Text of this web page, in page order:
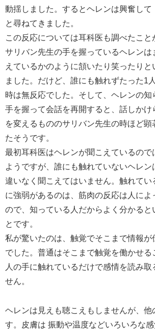
動揺しました。するとヘレンは興奮して
と尋ねてきました。
この反応については耳科医も調べたこと
サリバン先生の手を握っているヘレンは
えているかのように頷いたり笑ったりと
ました。だけど、誰にも触れずたった1
時は無反応でした。そして、ヘレンの知
手を握って会話を再開すると、話しかけ
を変えるもののサリバン先生の時ほど顕
たそうです。
最初耳科医はヘレンが聞こえているので
ようですが、誰にも触れていないヘレン
違いなく聞こえてはいません。触れてい
に強弱があるのは、筋肉の反応は人によ
ので、知っている人だからよく分かると
とです。
私が驚いたのは、触覚でそこまで情報が
でした。普通はそこまで触覚を働かせる
人の手に触れているだけで感情を読み取
せん。
ヘレンは見えも聴こえもしませんが、他
す。皮膚は 振動や温度などいろいろな